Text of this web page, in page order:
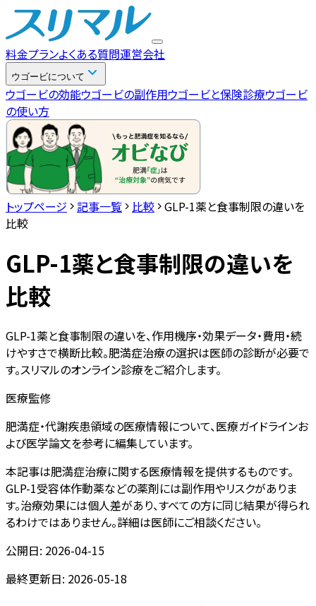
料金プランよくある質問運営会社
ウゴービについて
ウゴービの効能ウゴービの副作用ウゴービと保険診療ウゴービ
の使い方
トップページ 記事一覧 比較 GLP-1薬と食事制限の違いを
比較
GLP-1薬と食事制限の違いを
比較
GLP-1薬と食事制限の違いを、作用機序・効果データ・費用・続
けやすさで横断比較。肥満症治療の選択は医師の診断が必要で
す。スリマルのオンライン診療をご紹介します。
医療監修
肥満症・代謝疾患領域の医療情報について、医療ガイドラインお
よび医学論文を参考に編集しています。
本記事は肥満症治療に関する医療情報を提供するものです。
GLP-1受容体作動薬などの薬剤には副作用やリスクがありま
す。治療効果には個人差があり、すべての方に同じ結果が得られ
るわけではありません。詳細は医師にご相談ください。
公開日: 2026-04-15
最終更新日: 2026-05-18